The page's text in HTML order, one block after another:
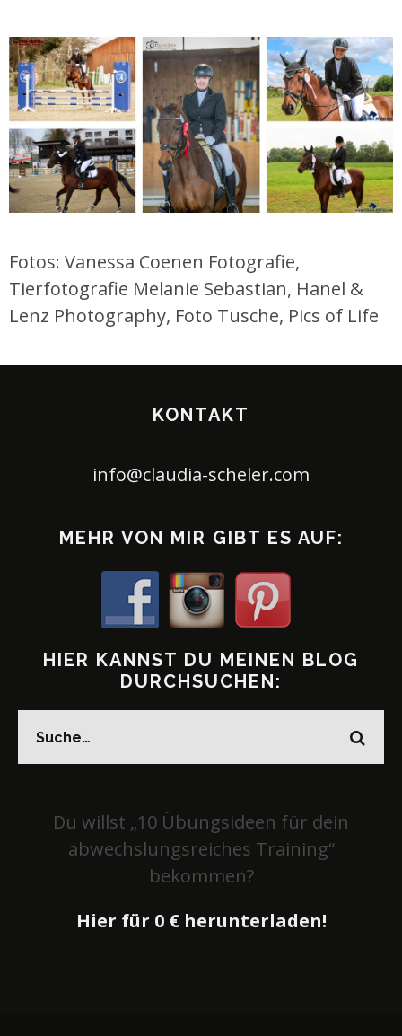
Fotos: Vanessa Coenen Fotografie,
Tierfotografie Melanie Sebastian, Hanel &
Lenz Photography, Foto Tusche, Pics of Life
KONTAKT
info@claudia-scheler.com
MEHR VON MIR GIBT ES AUF:
HIER KANNST DU MEINEN BLOG
DURCHSUCHEN:
Du willst „10 Übungsideen für dein
abwechslungsreiches Training“
bekommen?
Hier für 0 € herunterladen!